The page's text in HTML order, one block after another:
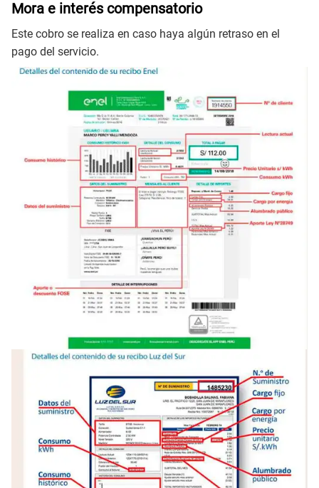
Mora e interés compensatorio
Este cobro se realiza en caso haya algún retraso en el
pago del servicio.